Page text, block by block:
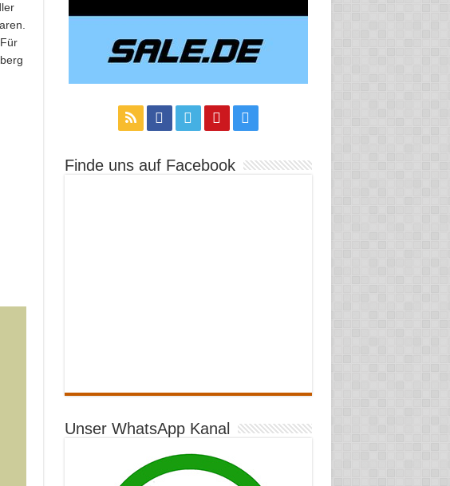
Finde uns auf Facebook
Unser WhatsApp Kanal